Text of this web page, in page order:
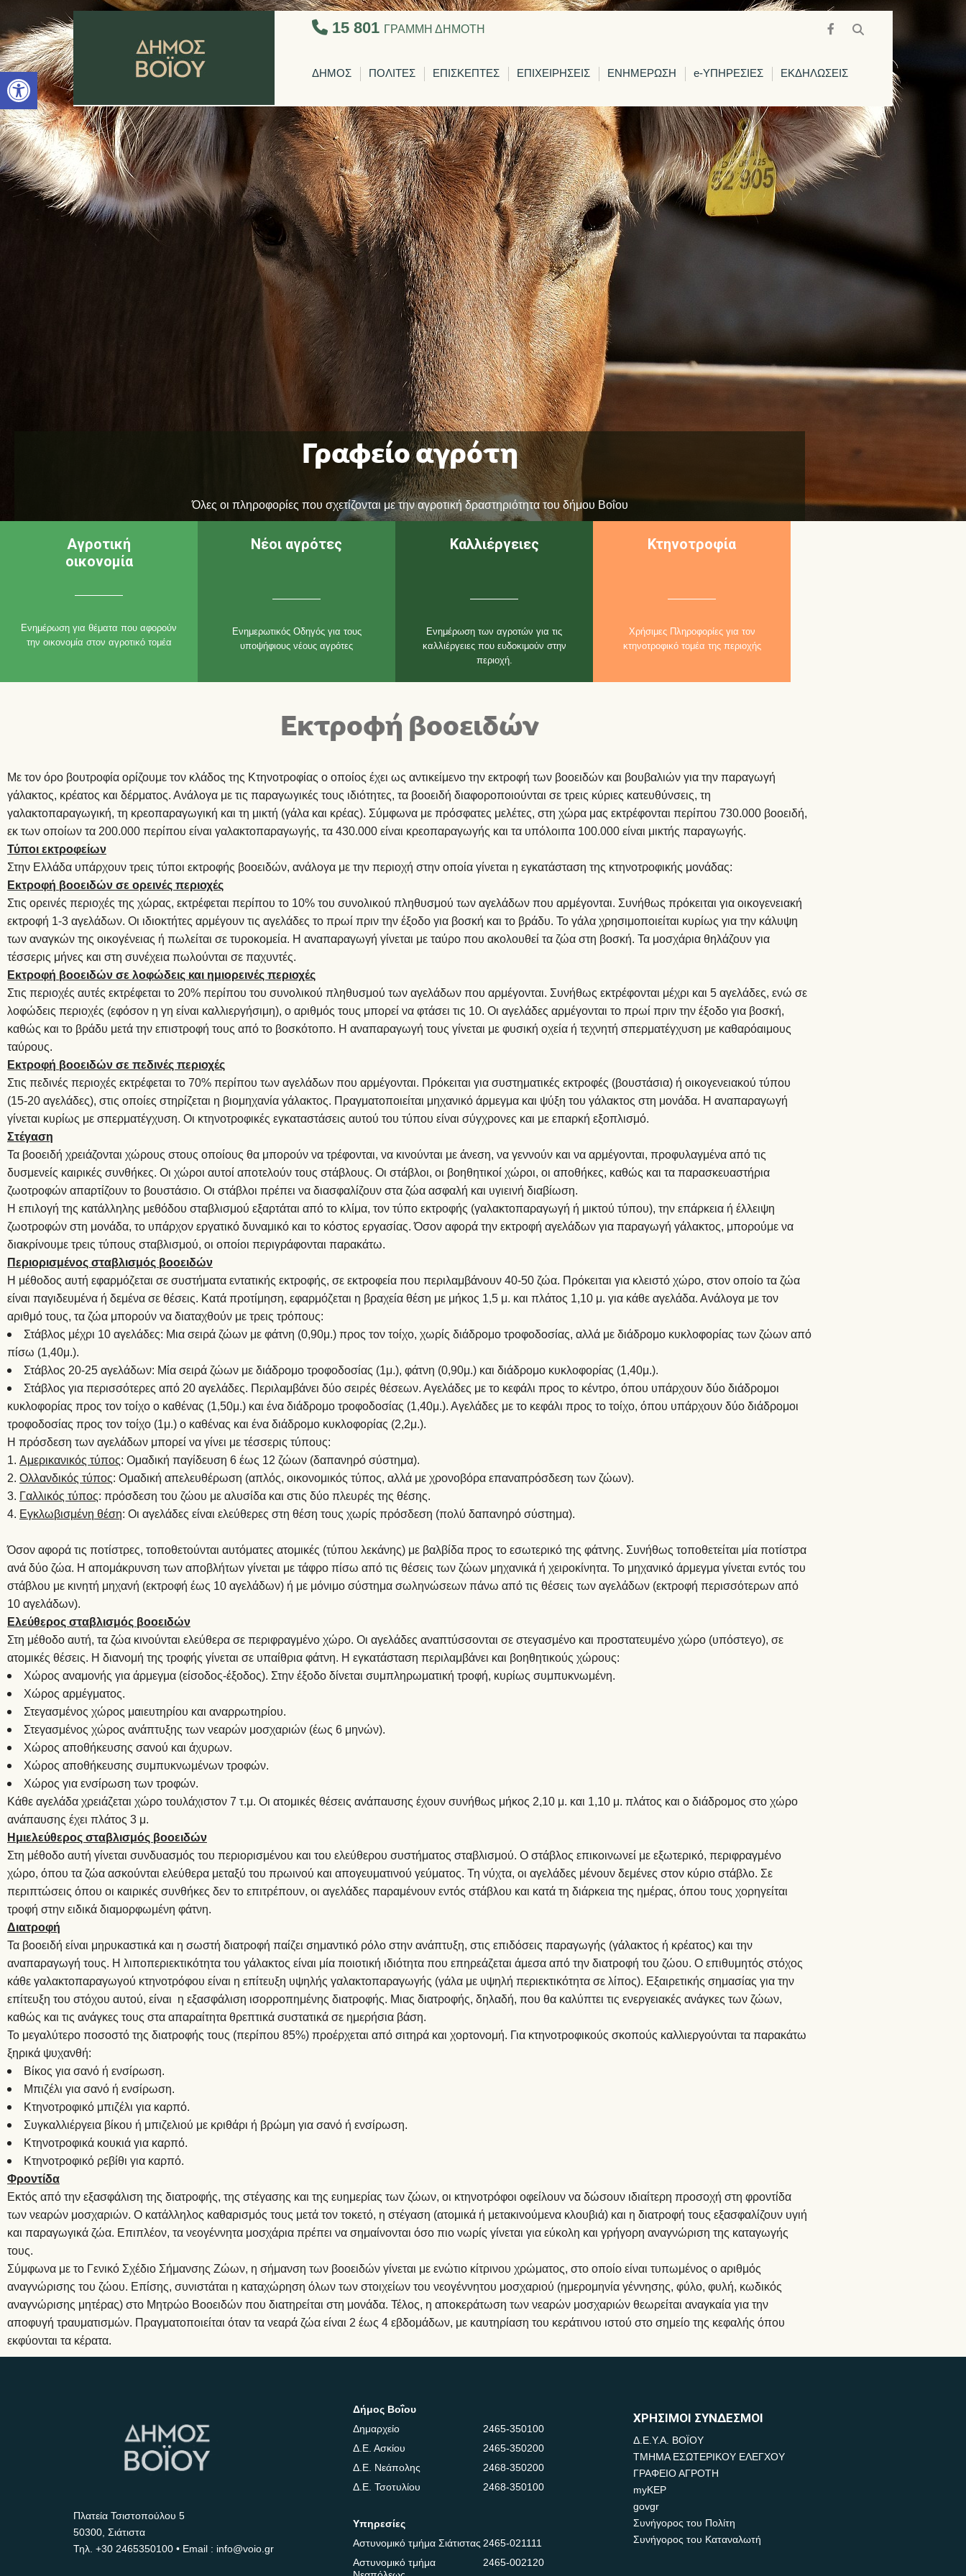
Ανοίξτε τη γραμμή εργαλείων
15 801 ΓΡΑΜΜΗ ΔΗΜΟΤΗ
ΔΗΜΟΣ ΠΟΛΙΤΕΣ ΕΠΙΣΚΕΠΤΕΣ ΕΠΙΧΕΙΡΗΣΕΙΣ ΕΝΗΜΕΡΩΣΗ e-ΥΠΗΡΕΣΙΕΣ ΕΚΔΗΛΩΣΕΙΣ
Γραφείο αγρότη
Όλες οι πληροφορίες που σχετίζονται με την αγροτική δραστηριότητα του δήμου Βοΐου
Αγροτική
οικονομία
Ενημέρωση για θέματα που αφορούν
την οικονομία στον αγροτικό τομέα
Νέοι αγρότες
Ενημερωτικός Οδηγός για τους
υποψήφιους νέους αγρότες
Καλλιέργειες
Ενημέρωση των αγροτών για τις
καλλιέργειες που ευδοκιμούν στην
περιοχή.
Κτηνοτροφία
Χρήσιμες Πληροφορίες για τον
κτηνοτροφικό τομέα της περιοχής
Εκτροφή βοοειδών
Με τον όρο βουτροφία ορίζουμε τον κλάδος της Κτηνοτροφίας ο οποίος έχει ως αντικείμενο την εκτροφή των βοοειδών και βουβαλιών για την παραγωγή
γάλακτος, κρέατος και δέρματος. Ανάλογα με τις παραγωγικές τους ιδιότητες, τα βοοειδή διαφοροποιούνται σε τρεις κύριες κατευθύνσεις, τη
γαλακτοπαραγωγική, τη κρεοπαραγωγική και τη μικτή (γάλα και κρέας). Σύμφωνα με πρόσφατες μελέτες, στη χώρα μας εκτρέφονται περίπου 730.000 βοοειδή,
εκ των οποίων τα 200.000 περίπου είναι γαλακτοπαραγωγής, τα 430.000 είναι κρεοπαραγωγής και τα υπόλοιπα 100.000 είναι μικτής παραγωγής.
Τύποι εκτροφείων
Στην Ελλάδα υπάρχουν τρεις τύποι εκτροφής βοοειδών, ανάλογα με την περιοχή στην οποία γίνεται η εγκατάσταση της κτηνοτροφικής μονάδας:
Εκτροφή βοοειδών σε ορεινές περιοχές
Στις ορεινές περιοχές της χώρας, εκτρέφεται περίπου το 10% του συνολικού πληθυσμού των αγελάδων που αρμέγονται. Συνήθως πρόκειται για οικογενειακή
εκτροφή 1-3 αγελάδων. Οι ιδιοκτήτες αρμέγουν τις αγελάδες το πρωί πριν την έξοδο για βοσκή και το βράδυ. Το γάλα χρησιμοποιείται κυρίως για την κάλυψη
των αναγκών της οικογένειας ή πωλείται σε τυροκομεία. Η αναπαραγωγή γίνεται με ταύρο που ακολουθεί τα ζώα στη βοσκή. Τα μοσχάρια θηλάζουν για
τέσσερις μήνες και στη συνέχεια πωλούνται σε παχυντές.
Εκτροφή βοοειδών σε λοφώδεις και ημιορεινές περιοχές
Στις περιοχές αυτές εκτρέφεται το 20% περίπου του συνολικού πληθυσμού των αγελάδων που αρμέγονται. Συνήθως εκτρέφονται μέχρι και 5 αγελάδες, ενώ σε
λοφώδεις περιοχές (εφόσον η γη είναι καλλιεργήσιμη), ο αριθμός τους μπορεί να φτάσει τις 10. Οι αγελάδες αρμέγονται το πρωί πριν την έξοδο για βοσκή,
καθώς και το βράδυ μετά την επιστροφή τους από το βοσκότοπο. Η αναπαραγωγή τους γίνεται με φυσική οχεία ή τεχνητή σπερματέγχυση με καθαρόαιμους
ταύρους.
Εκτροφή βοοειδών σε πεδινές περιοχές
Στις πεδινές περιοχές εκτρέφεται το 70% περίπου των αγελάδων που αρμέγονται. Πρόκειται για συστηματικές εκτροφές (βουστάσια) ή οικογενειακού τύπου
(15-20 αγελάδες), στις οποίες στηρίζεται η βιομηχανία γάλακτος. Πραγματοποιείται μηχανικό άρμεγμα και ψύξη του γάλακτος στη μονάδα. Η αναπαραγωγή
γίνεται κυρίως με σπερματέγχυση. Οι κτηνοτροφικές εγκαταστάσεις αυτού του τύπου είναι σύγχρονες και με επαρκή εξοπλισμό.
Στέγαση
Τα βοοειδή χρειάζονται χώρους στους οποίους θα μπορούν να τρέφονται, να κινούνται με άνεση, να γεννούν και να αρμέγονται, προφυλαγμένα από τις
δυσμενείς καιρικές συνθήκες. Οι χώροι αυτοί αποτελούν τους στάβλους. Οι στάβλοι, οι βοηθητικοί χώροι, οι αποθήκες, καθώς και τα παρασκευαστήρια
ζωοτροφών απαρτίζουν το βουστάσιο. Οι στάβλοι πρέπει να διασφαλίζουν στα ζώα ασφαλή και υγιεινή διαβίωση.
Η επιλογή της κατάλληλης μεθόδου σταβλισμού εξαρτάται από το κλίμα, τον τύπο εκτροφής (γαλακτοπαραγωγή ή μικτού τύπου), την επάρκεια ή έλλειψη
ζωοτροφών στη μονάδα, το υπάρχον εργατικό δυναμικό και το κόστος εργασίας. Όσον αφορά την εκτροφή αγελάδων για παραγωγή γάλακτος, μπορούμε να
διακρίνουμε τρεις τύπους σταβλισμού, οι οποίοι περιγράφονται παρακάτω.
Περιορισμένος σταβλισμός βοοειδών
Η μέθοδος αυτή εφαρμόζεται σε συστήματα εντατικής εκτροφής, σε εκτροφεία που περιλαμβάνουν 40-50 ζώα. Πρόκειται για κλειστό χώρο, στον οποίο τα ζώα
είναι παγιδευμένα ή δεμένα σε θέσεις. Κατά προτίμηση, εφαρμόζεται η βραχεία θέση με μήκος 1,5 μ. και πλάτος 1,10 μ. για κάθε αγελάδα. Ανάλογα με τον
αριθμό τους, τα ζώα μπορούν να διαταχθούν με τρεις τρόπους:
Στάβλος μέχρι 10 αγελάδες: Μια σειρά ζώων με φάτνη (0,90μ.) προς τον τοίχο, χωρίς διάδρομο τροφοδοσίας, αλλά με διάδρομο κυκλοφορίας των ζώων από
πίσω (1,40μ.).
Στάβλος 20-25 αγελάδων: Μία σειρά ζώων με διάδρομο τροφοδοσίας (1μ.), φάτνη (0,90μ.) και διάδρομο κυκλοφορίας (1,40μ.).
Στάβλος για περισσότερες από 20 αγελάδες. Περιλαμβάνει δύο σειρές θέσεων. Αγελάδες με το κεφάλι προς το κέντρο, όπου υπάρχουν δύο διάδρομοι
κυκλοφορίας προς τον τοίχο ο καθένας (1,50μ.) και ένα διάδρομο τροφοδοσίας (1,40μ.). Αγελάδες με το κεφάλι προς το τοίχο, όπου υπάρχουν δύο διάδρομοι
τροφοδοσίας προς τον τοίχο (1μ.) ο καθένας και ένα διάδρομο κυκλοφορίας (2,2μ.).
Η πρόσδεση των αγελάδων μπορεί να γίνει με τέσσερις τύπους:
Αμερικανικός τύπος: Ομαδική παγίδευση 6 έως 12 ζώων (δαπανηρό σύστημα).
Ολλανδικός τύπος: Ομαδική απελευθέρωση (απλός, οικονομικός τύπος, αλλά με χρονοβόρα επαναπρόσδεση των ζώων).
Γαλλικός τύπος: πρόσδεση του ζώου με αλυσίδα και στις δύο πλευρές της θέσης.
Εγκλωβισμένη θέση: Οι αγελάδες είναι ελεύθερες στη θέση τους χωρίς πρόσδεση (πολύ δαπανηρό σύστημα).
Όσον αφορά τις ποτίστρες, τοποθετούνται αυτόματες ατομικές (τύπου λεκάνης) με βαλβίδα προς το εσωτερικό της φάτνης. Συνήθως τοποθετείται μία ποτίστρα
ανά δύο ζώα. Η απομάκρυνση των αποβλήτων γίνεται με τάφρο πίσω από τις θέσεις των ζώων μηχανικά ή χειροκίνητα. Το μηχανικό άρμεγμα γίνεται εντός του
στάβλου με κινητή μηχανή (εκτροφή έως 10 αγελάδων) ή με μόνιμο σύστημα σωληνώσεων πάνω από τις θέσεις των αγελάδων (εκτροφή περισσότερων από
10 αγελάδων).
Ελεύθερος σταβλισμός βοοειδών
Στη μέθοδο αυτή, τα ζώα κινούνται ελεύθερα σε περιφραγμένο χώρο. Οι αγελάδες αναπτύσσονται σε στεγασμένο και προστατευμένο χώρο (υπόστεγο), σε
ατομικές θέσεις. Η διανομή της τροφής γίνεται σε υπαίθρια φάτνη. Η εγκατάσταση περιλαμβάνει και βοηθητικούς χώρους:
Χώρος αναμονής για άρμεγμα (είσοδος-έξοδος). Στην έξοδο δίνεται συμπληρωματική τροφή, κυρίως συμπυκνωμένη.
Χώρος αρμέγματος.
Στεγασμένος χώρος μαιευτηρίου και αναρρωτηρίου.
Στεγασμένος χώρος ανάπτυξης των νεαρών μοσχαριών (έως 6 μηνών).
Χώρος αποθήκευσης σανού και άχυρων.
Χώρος αποθήκευσης συμπυκνωμένων τροφών.
Χώρος για ενσίρωση των τροφών.
Κάθε αγελάδα χρειάζεται χώρο τουλάχιστον 7 τ.μ. Οι ατομικές θέσεις ανάπαυσης έχουν συνήθως μήκος 2,10 μ. και 1,10 μ. πλάτος και ο διάδρομος στο χώρο
ανάπαυσης έχει πλάτος 3 μ.
Ημιελεύθερος σταβλισμός βοοειδών
Στη μέθοδο αυτή γίνεται συνδυασμός του περιορισμένου και του ελεύθερου συστήματος σταβλισμού. Ο στάβλος επικοινωνεί με εξωτερικό, περιφραγμένο
χώρο, όπου τα ζώα ασκούνται ελεύθερα μεταξύ του πρωινού και απογευματινού γεύματος. Τη νύχτα, οι αγελάδες μένουν δεμένες στον κύριο στάβλο. Σε
περιπτώσεις όπου οι καιρικές συνθήκες δεν το επιτρέπουν, οι αγελάδες παραμένουν εντός στάβλου και κατά τη διάρκεια της ημέρας, όπου τους χορηγείται
τροφή στην ειδικά διαμορφωμένη φάτνη.
Διατροφή
Τα βοοειδή είναι μηρυκαστικά και η σωστή διατροφή παίζει σημαντικό ρόλο στην ανάπτυξη, στις επιδόσεις παραγωγής (γάλακτος ή κρέατος) και την
αναπαραγωγή τους. Η λιποπεριεκτικότητα του γάλακτος είναι μία ποιοτική ιδιότητα που επηρεάζεται άμεσα από την διατροφή του ζώου. Ο επιθυμητός στόχος
κάθε γαλακτοπαραγωγού κτηνοτρόφου είναι η επίτευξη υψηλής γαλακτοπαραγωγής (γάλα με υψηλή περιεκτικότητα σε λίπος). Εξαιρετικής σημασίας για την
επίτευξη του στόχου αυτού, είναι η εξασφάλιση ισορροπημένης διατροφής. Μιας διατροφής, δηλαδή, που θα καλύπτει τις ενεργειακές ανάγκες των ζώων,
καθώς και τις ανάγκες τους στα απαραίτητα θρεπτικά συστατικά σε ημερήσια βάση.
Το μεγαλύτερο ποσοστό της διατροφής τους (περίπου 85%) προέρχεται από σιτηρά και χορτονομή. Για κτηνοτροφικούς σκοπούς καλλιεργούνται τα παρακάτω
ξηρικά ψυχανθή:
Βίκος για σανό ή ενσίρωση.
Μπιζέλι για σανό ή ενσίρωση.
Κτηνοτροφικό μπιζέλι για καρπό.
Συγκαλλιέργεια βίκου ή μπιζελιού με κριθάρι ή βρώμη για σανό ή ενσίρωση.
Κτηνοτροφικά κουκιά για καρπό.
Κτηνοτροφικό ρεβίθι για καρπό.
Φροντίδα
Εκτός από την εξασφάλιση της διατροφής, της στέγασης και της ευημερίας των ζώων, οι κτηνοτρόφοι οφείλουν να δώσουν ιδιαίτερη προσοχή στη φροντίδα
των νεαρών μοσχαριών. Ο κατάλληλος καθαρισμός τους μετά τον τοκετό, η στέγαση (ατομικά ή μετακινούμενα κλουβιά) και η διατροφή τους εξασφαλίζουν υγιή
και παραγωγικά ζώα. Επιπλέον, τα νεογέννητα μοσχάρια πρέπει να σημαίνονται όσο πιο νωρίς γίνεται για εύκολη και γρήγορη αναγνώριση της καταγωγής
τους.
Σύμφωνα με το Γενικό Σχέδιο Σήμανσης Ζώων, η σήμανση των βοοειδών γίνεται με ενώτιο κίτρινου χρώματος, στο οποίο είναι τυπωμένος ο αριθμός
αναγνώρισης του ζώου. Επίσης, συνιστάται η καταχώρηση όλων των στοιχείων του νεογέννητου μοσχαριού (ημερομηνία γέννησης, φύλο, φυλή, κωδικός
αναγνώρισης μητέρας) στο Μητρώο Βοοειδών που διατηρείται στη μονάδα. Τέλος, η αποκεράτωση των νεαρών μοσχαριών θεωρείται αναγκαία για την
αποφυγή τραυματισμών. Πραγματοποιείται όταν τα νεαρά ζώα είναι 2 έως 4 εβδομάδων, με καυτηρίαση του κεράτινου ιστού στο σημείο της κεφαλής όπου
εκφύονται τα κέρατα.
Πλατεία Τσιστοπούλου 5
50300, Σιάτιστα
Τηλ. +30 2465350100 • Email : info@voio.gr
Δήμος Βοΐου
Δημαρχείο
2465-350100
Δ.Ε. Ασκίου
2465-350200
Δ.Ε. Νεάπολης
2468-350200
Δ.Ε. Τσοτυλίου
2468-350100
Υπηρεσίες
Αστυνομικό τμήμα Σιάτιστας2465-021111
Αστυνομικό τμήμα
2465-002120
ΧΡΗΣΙΜΟΙ ΣΥΝΔΕΣΜΟΙ
Δ.Ε.Υ.Α. ΒΟΪΟΥ
ΤΜΗΜΑ ΕΣΩΤΕΡΙΚΟΥ ΕΛΕΓΧΟΥ
ΓΡΑΦΕΙΟ ΑΓΡΟΤΗ
myKEP
govgr
Συνήγορος του Πολίτη
Συνήγορος του Καταναλωτή